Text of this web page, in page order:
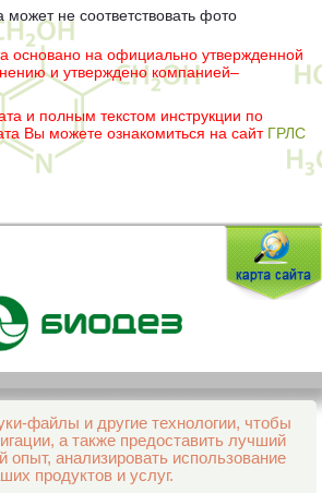
не соответствовать фото
основано на официально утвержденной
и утверждено компанией–
и полным текстом инструкции по
Вы можете ознакомиться на сайт ГРЛС
файлы и другие технологии, чтобы
а также предоставить лучший
опыт, анализировать использование
продуктов и услуг.
законом
Фармация
99-98-28